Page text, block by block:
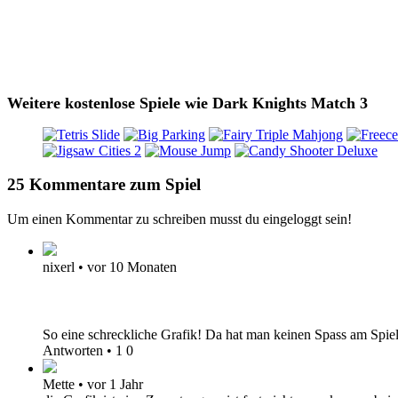
Weitere kostenlose Spiele wie Dark Knights Match 3
25 Kommentare zum Spiel
Um einen Kommentar zu schreiben musst du eingeloggt sein!
nixerl • vor 10 Monaten
So eine schreckliche Grafik! Da hat man keinen Spass am
Antworten • 1 0
Mette • vor 1 Jahr